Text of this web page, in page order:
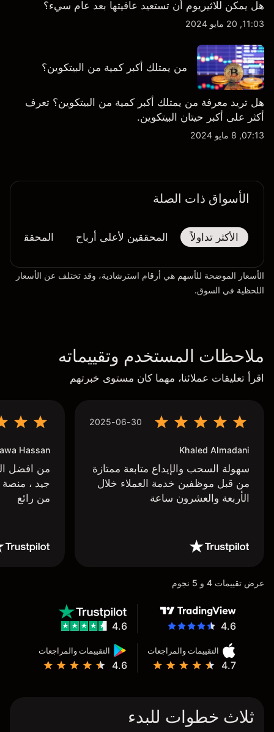
هل يمكن للاثيريوم أن تستعيد عافيتها بعد عام سيء؟
11:03, 20 مايو 2024
من يمتلك أكبر كمية من البيتكوين؟
هل تريد معرفة من يمتلك أكبر كمية من البيتكوين؟ تعرف
أكثر على أكبر حيتان البيتكوين.
07:13, 8 مايو 2024
الأسواق ذات الصلة
الأكثر تداولاً المحققين لأعلى أرباح المحققين
الأسعار الموضحة للأسهم هي أرقام استرشادية، وقد تختلف عن الأسعار
اللحظية في السوق.
ملاحظات المستخدم وتقييماته
اقرأ تعليقات عملائنا، مهما كان مستوى خبرتهم
2025-06-30
Khaled Almadani
سهولة السحب والإيداع متابعة ممتازة
من قبل موظفين خدمة العملاء خلال
الأربعة والعشرون ساعة
Hassan
من افضل
جيد ،
من رائع
عرض تقييمات 4 و 5 نجوم
4.6
التقييمات والمراجعات
4.7
التقييمات والمراجعات
4.6
4.6
ثلاث خطوات للبدء